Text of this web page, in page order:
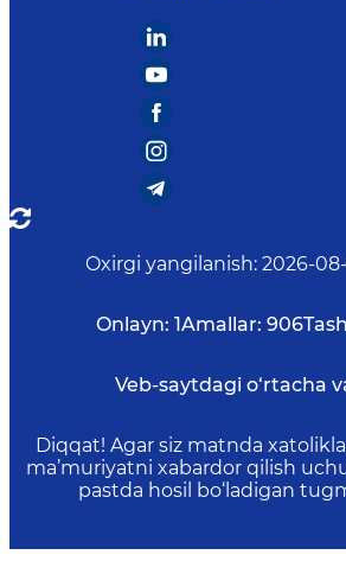
Oxirgi yangilanish: 2026-
Onlayn: 1Amallar: 906
Veb-saytdagi o‘rtacha
Diqqat! Agar siz matnda
ma’muriyatni xabardor qilish
pastda hosil bo‘ladigan